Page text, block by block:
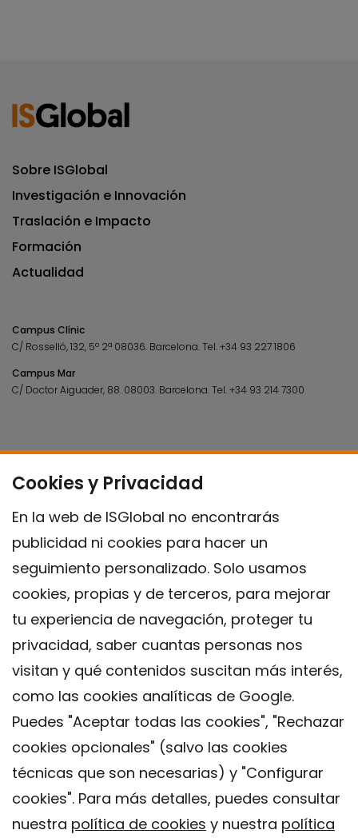
Cookies y Privacidad
En la web de ISGlobal no encontrarás
publicidad ni cookies para hacer un
seguimiento personalizado. Solo usamos
cookies, propias y de terceros, para mejorar
tu experiencia de navegación, proteger tu
privacidad, saber cuantas personas nos
visitan y qué contenidos suscitan más interés,
como las cookies analíticas de Google.
Puedes "Aceptar todas las cookies", "Rechazar
cookies opcionales" (salvo las cookies
técnicas que son necesarias) y "Configurar
cookies". Para más detalles, puedes consultar
nuestra política de cookies y nuestra política
Sobre ISGlobal
Investigación e Innovación
Traslación e Impacto
Formación
Actualidad
Campus Clínic
C/ Rosselló, 132, 5º 2ª 08036. Barcelona.Tel.+34 93 227 1806
Campus Mar
C/ Doctor Aiguader, 88. 08003. Barcelona.Tel.+34 93 214 7300
Contacto
Política de privacidad